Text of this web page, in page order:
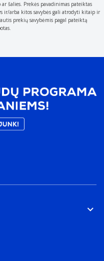
šalies. Prekės pavadinimas pateiktas
ir/arba kitos savybės gali atrodyti kitaip ir
prekių savybėmis pagal pateiktą